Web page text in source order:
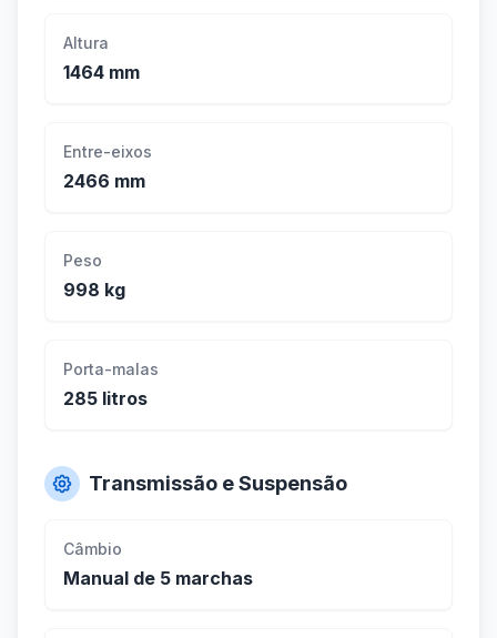
Altura
1464 mm
Entre-eixos
2466 mm
Peso
998 kg
Porta-malas
285 litros
Transmissão e Suspensão
Câmbio
Manual de 5 marchas